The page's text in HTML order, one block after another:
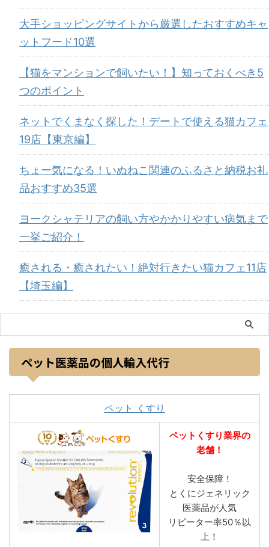
大手ショッピングサイトから厳選したおすすめキャ
ットフード10選
【猫をマンションで飼いたい！】知っておくべき5
つのポイント
ネットでくまなく探した！デートで使える猫カフェ
19店【東京編】
ちょー気になる！いぬねこ関連のふるさと納税お礼
品おすすめ35選
ヨークシャテリアの飼い方やかかりやすい病気まで
一挙ご紹介！
癒される・癒されたい！絶対行きたい猫カフェ11店
【埼玉編】
ペット医薬品の個人輸入代行
ペット くすり
ペットくすり業界の
老舗！
安全保障！
とくにジェネリック
医薬品が人気
リピーター率50％以
上！